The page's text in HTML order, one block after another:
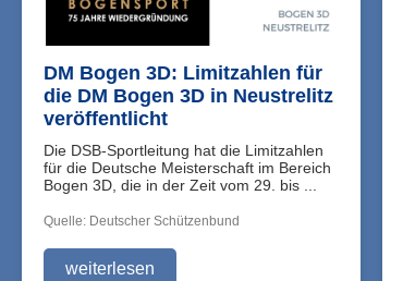
DM Bogen 3D: Limitzahlen für
die DM Bogen 3D in Neustrelitz
veröffentlicht
Die DSB-Sportleitung hat die Limitzahlen
für die Deutsche Meisterschaft im Bereich
Bogen 3D, die in der Zeit vom 29. bis ...
Quelle: Deutscher Schützenbund
weiterlesen